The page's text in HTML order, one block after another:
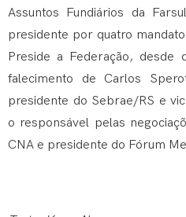
Assuntos Fundiários da
presidente por quatro
Preside a Federação, desde
falecimento de Carlos
presidente do Sebrae/RS e
o responsável pelas
CNA e presidente do Fórum